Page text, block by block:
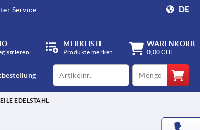
Service DE
MERKLISTE
Produkte merken
WARENKORB
0,00 CHF
productCode qty
EDELSTAHL